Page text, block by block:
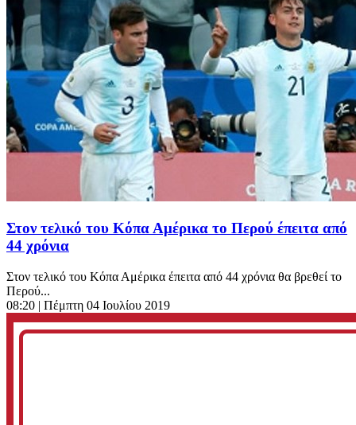
Στον τελικό του Κόπα Αμέρικα το Περού έπειτα από
44 χρόνια
Στον τελικό του Κόπα Αμέρικα έπειτα από 44 χρόνια θα βρεθεί το
Περού...
08:20 | Πέμπτη 04 Ιουλίου 2019